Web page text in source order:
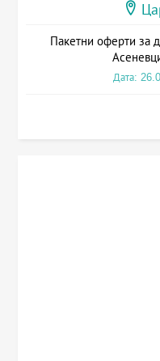
Пакетни оферти за
Дата: